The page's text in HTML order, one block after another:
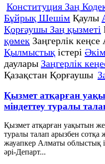
Конституция Заң
Бұйрық Шешім Қаулы
Қорғаушы Заң қызметі
қөмек Заңгерлік кеңсе
Қылмыстық істері
даулары Заңгерлік
Қазақстан Қорғаушы
Қызмет атқарған
міндеттеу туралы
Қызмет атқарған уақытын
туралы талап арызбен
жауапкер Алматы облыстық
әрі-Департ...